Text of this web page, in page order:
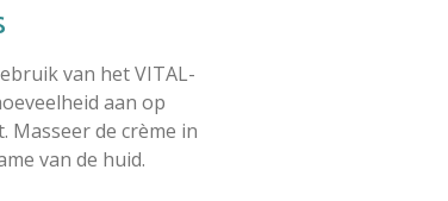
van het VITAL-
aan op
Masseer de crème in
van de huid.